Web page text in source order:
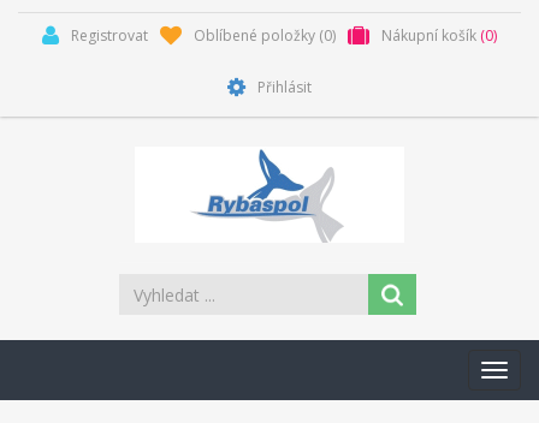
Registrovat Oblíbené položky (0) Nákupní košík (0)
Přihlásit